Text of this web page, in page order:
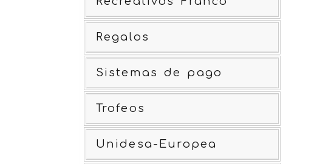
Regalos
Sistemas de pago
Trofeos
Unidesa-Europea